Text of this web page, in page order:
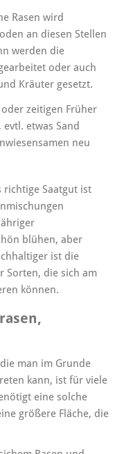
Rasen wird
an diesen Stellen
werden die
oder auch
Kräuter gesetzt.
zeitigen Früher
etwas Sand
neu
richtige Saatgut ist
blühen, aber
ist die
Sorten, die sich am
können.
man im Grunde
kann, ist für viele
eine solche
größere Fläche, die